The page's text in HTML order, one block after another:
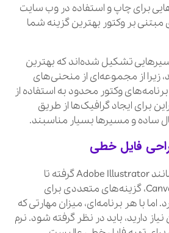
برای چاپ و استفاده در وب‌ سایت
مبتنی بر وکتور بهترین گزینه شما
تشکیل شده‌اند که بهترین
زیرا از مجموعه‌ای از منحنی‌های
وکتور محدود به استفاده از
برای ایجاد گرافیک‌ها از طریق
ساده و مسیرها بسیار مناسبند.
فایل خطی
از برنامه‌های حرفه‌ای مانند Adobe Illustrator گرفته تا
ابزارهای ساده‌ای مثل Canva، گزینه‌های متعددی برای
اما با هر برنامه‌ای، میزان مهارتی که
دارید، باید در نظر گرفته شود. نرم